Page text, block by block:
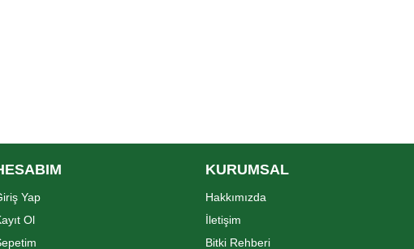
Yap
Ol
KURUMSAL
Hakkımızda
İletişim
Bitki Rehberi